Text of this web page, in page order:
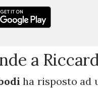
a
ha risposto ad